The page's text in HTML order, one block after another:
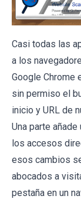
Casi todas las
a los
Google Chrome
sin permiso el
inicio y URL de
Una parte
los accesos
esos cambios
abocados a
pestaña en un